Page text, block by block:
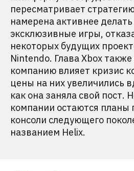
пересматривает
намерена активнее делать
эксклюзивные игры,
некоторых будущих
Nintendo. Глава Xbox
компанию влияет кризис
цены на них увеличились
как она заняла свой пост.
компании остаются планы
консоли следующего
названием Helix.